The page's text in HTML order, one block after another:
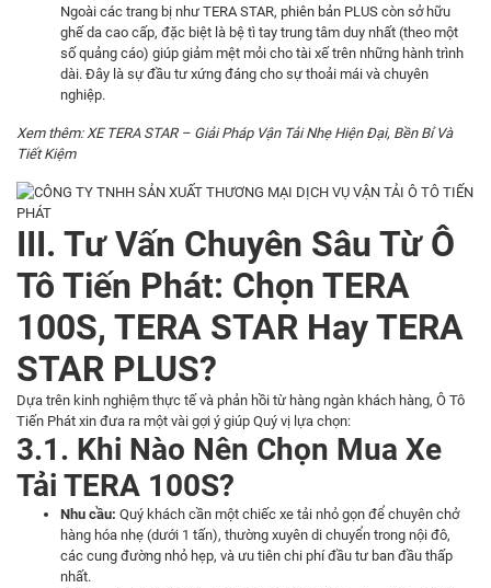
Ngoài các trang bị như TERA STAR, phiên bản PLUS còn sở hữu
ghế da cao cấp, đặc biệt là bệ tì tay trung tâm duy nhất (theo một
số quảng cáo) giúp giảm mệt mỏi cho tài xế trên những hành trình
dài. Đây là sự đầu tư xứng đáng cho sự thoải mái và chuyên
nghiệp.
​Xem thêm:XE TERA STAR – Giải Pháp Vận Tải Nhẹ Hiện Đại, Bền Bỉ Và
Tiết Kiệm
III. Tư Vấn Chuyên Sâu Từ Ô
Tô Tiến Phát: Chọn TERA
100S, TERA STAR Hay TERA
STAR PLUS?
Dựa trên kinh nghiệm thực tế và phản hồi từ hàng ngàn khách hàng, Ô Tô
Tiến Phát xin đưa ra một vài gợi ý giúp Quý vị lựa chọn:
3.1. Khi Nào Nên Chọn Mua Xe
Tải TERA 100S?
Nhu cầu: Quý khách cần một chiếc xe tải nhỏ gọn để chuyên chở
hàng hóa nhẹ (dưới 1 tấn), thường xuyên di chuyển trong nội đô,
các cung đường nhỏ hẹp, và ưu tiên chi phí đầu tư ban đầu thấp
nhất.